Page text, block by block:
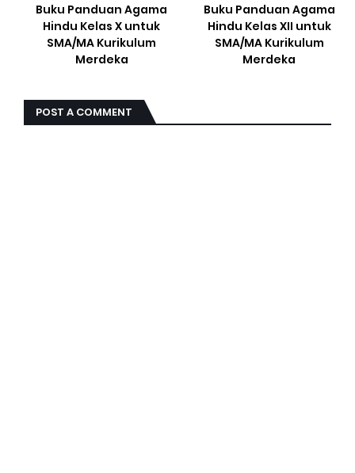
Buku Panduan Agama
Hindu Kelas X untuk
SMA/MA Kurikulum
Merdeka
Buku Panduan Agama
Hindu Kelas XII untuk
SMA/MA Kurikulum
Merdeka
POST A COMMENT